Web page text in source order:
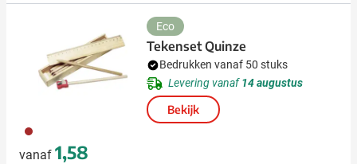
011
vanaf 1,58
Eco
Tekenset Quinze
Bedrukken vanaf 50 stuks
Levering vanaf14 augustus
Bekijk